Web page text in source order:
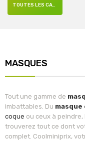
TOUTES LES CATÉGORIES
MASQUES
Tout une gamme de
imbattables. Du masque
coque ou ceux à
trouverez tout ce dont
complet. Coolminiprix,